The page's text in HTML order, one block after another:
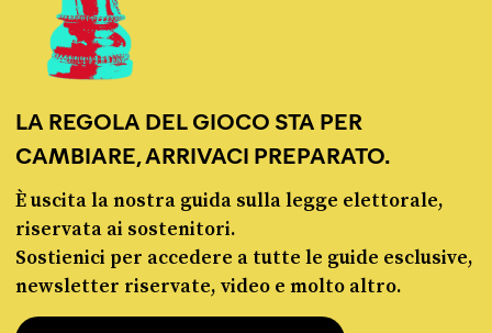
LA REGOLA DEL GIOCO STA PER
CAMBIARE, ARRIVACI PREPARATO.
È uscita la nostra guida sulla legge elettorale,
riservata ai sostenitori.
Sostienici per accedere a tutte le guide esclusive,
newsletter riservate, video e molto altro.
© Pagella Politica 2012 - 2026
Pagella Politica è una testata registrata presso il Tribunale di Milano, n. 55 del 8
marzo 2021. ISSN 2974-9387